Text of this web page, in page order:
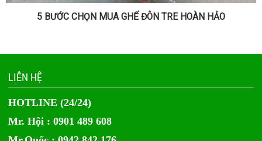
5 BƯỚC CHỌN MUA GHẾ ĐÔN TRE HOÀN HẢO
LIÊN HỆ
HOTLINE (24/24)
Mr. Hội : 0901 489 608